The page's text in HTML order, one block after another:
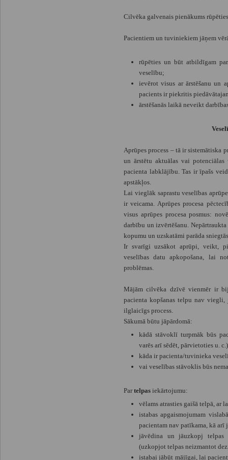
Cilvēka galvenais pienākums
Pacientiem un tuviniekiem jāņem
rūpēties un būt atbildīgam
veselību;
ievērot visus ar ārstēšanu un
pacients ir piekritis
ārstēšanās laikā neveikt
Aprūpes process – tā ir sistemātiska
un ārstētu aktuālas vai
pacienta labklājību. Tas ir īpašs
apstākļos.
Lai vieglāk saprastu veselības
ir veicama. Aprūpes procesa
visus aprūpes procesa posmus:
darbību un izvērtēšanu.
kopumu un uzskatāmi parāda
Ir svarīgi uzsākot aprūpi, veikt,
veselības datu apkopošana, lai
problēmas.
Mājām cilvēka dzīvē vienmēr ir
pacienta kopšanas telpu nav
ilglaicīgs process.
Sākumā būtu jāpārdomā:
kādā stāvoklī turpmāk būs
varēs arī sēdēt, pārvietoties u.
kāda ir pacienta/tuvinieka
vai veselības stāvoklis būs
Partelpas iekārtojumu:
vēlams atrasties gaišā telpā, ar
istabas apgaismojumam
pacientam nav patīkama, kā arī
jāvēdina un jāuzkopj telpas
(uzkopjot telpas neizmantot
istabai jābūt mājīgai, lai